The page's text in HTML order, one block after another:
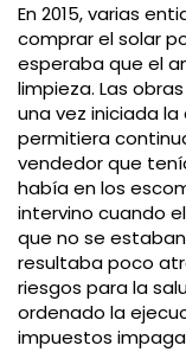
En 2015, varias
comprar el solar
esperaba que el
limpieza. Las
una vez iniciada
permitiera
vendedor que
había en los
intervino cuando
que no se
resultaba poco
riesgos para la
ordenado la
impuestos